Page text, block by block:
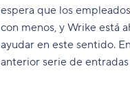
espera que los
con menos, y Wrike está
ayudar en este sentido.
anterior serie de